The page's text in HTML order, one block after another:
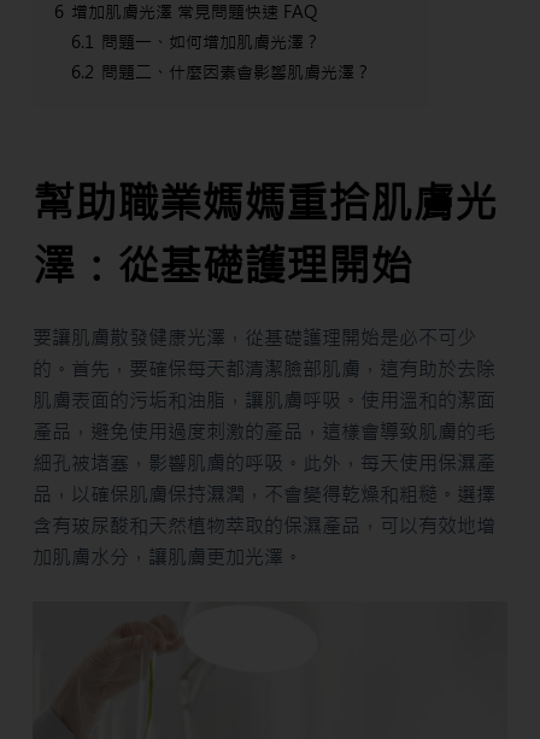
6 增加肌膚光澤 常見問題快速 FAQ
6.1 問題一、如何增加肌膚光澤？
6.2 問題二、什麼因素會影響肌膚光澤？
幫助職業媽媽重拾肌膚光
澤：從基礎護理開始
要讓肌膚散發健康光澤，從基礎護理開始是必不可少
的。首先，要確保每天都清潔臉部肌膚，這有助於去除
肌膚表面的污垢和油脂，讓肌膚呼吸。使用溫和的潔面
產品，避免使用過度刺激的產品，這樣會導致肌膚的毛
細孔被堵塞，影響肌膚的呼吸。此外，每天使用保濕產
品，以確保肌膚保持濕潤，不會變得乾燥和粗糙。選擇
含有玻尿酸和天然植物萃取的保濕產品，可以有效地增
加肌膚水分，讓肌膚更加光澤。